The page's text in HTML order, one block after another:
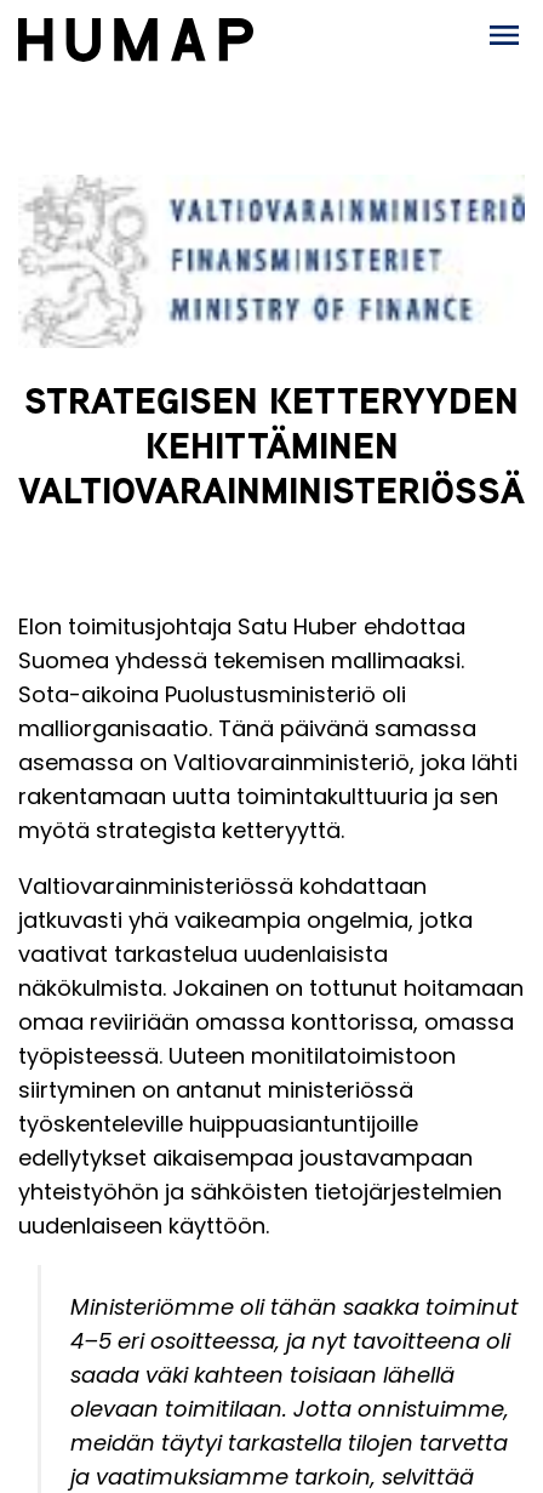
STRATEGISEN KETTERYYDEN
KEHITTÄMINEN
VALTIOVARAINMINISTERIÖSSÄ
Elon toimitusjohtaja Satu Huber ehdottaa
Suomea yhdessä tekemisen mallimaaksi.
Sota-aikoina Puolustusministeriö oli
malliorganisaatio. Tänä päivänä samassa
asemassa on Valtiovarainministeriö, joka lähti
rakentamaan uutta toimintakulttuuria ja sen
myötä strategista ketteryyttä.
Valtiovarainministeriössä kohdattaan
jatkuvasti yhä vaikeampia ongelmia, jotka
vaativat tarkastelua uudenlaisista
näkökulmista. Jokainen on tottunut hoitamaan
omaa reviiriään omassa konttorissa, omassa
työpisteessä. Uuteen monitilatoimistoon
siirtyminen on antanut ministeriössä
työskenteleville huippuasiantuntijoille
edellytykset aikaisempaa joustavampaan
yhteistyöhön ja sähköisten tietojärjestelmien
uudenlaiseen käyttöön.
Ministeriömme oli tähän saakka toiminut
4–5 eri osoitteessa, ja nyt tavoitteena oli
saada väki kahteen toisiaan lähellä
olevaan toimitilaan. Jotta onnistuimme,
meidän täytyi tarkastella tilojen tarvetta
ja vaatimuksiamme tarkoin, selvittää